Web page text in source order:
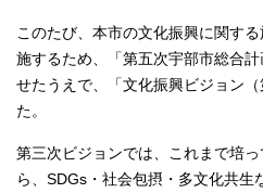
このたび、本市の文化振興に関す
施するため、「第五次宇部市総合
せたうえで、「文化振興ビジョン
た。
第三次ビジョンでは、これまで培
ら、SDGs・社会包摂・多文化共生